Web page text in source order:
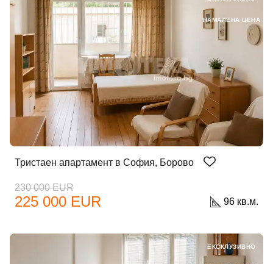
Тристаен апартамент в София, Борово
230 000 EUR
225 000 EUR 96 кв.м.
НАМАЛЕНА ЦЕНА
ЕКСКЛУЗИВНО